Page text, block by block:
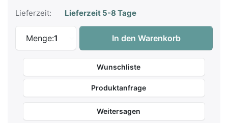
Lieferzeit: Lieferzeit 5-8 Tage
Menge:1
Kawai CA-501 W Digitalpiano Weiß Matt
In den Warenkorb
Wunschliste
Produktanfrage
Weitersagen